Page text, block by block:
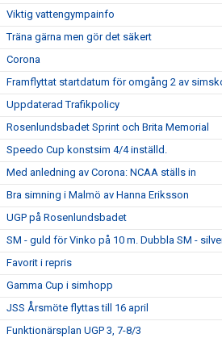
Viktig vattengympainfo
Träna gärna men gör det säkert
Corona
Framflyttat startdatum för omgång 2 av
Uppdaterad Trafikpolicy
Rosenlundsbadet Sprint och Brita Memorial
Speedo Cup konstsim 4/4 inställd.
Med anledning av Corona: NCAA ställs in
Bra simning i Malmö av Hanna Eriksson
UGP på Rosenlundsbadet
SM - guld för Vinko på 10 m. Dubbla SM -
Favorit i repris
Gamma Cup i simhopp
JSS Årsmöte flyttas till 16 april
Funktionärsplan UGP 3, 7-8/3